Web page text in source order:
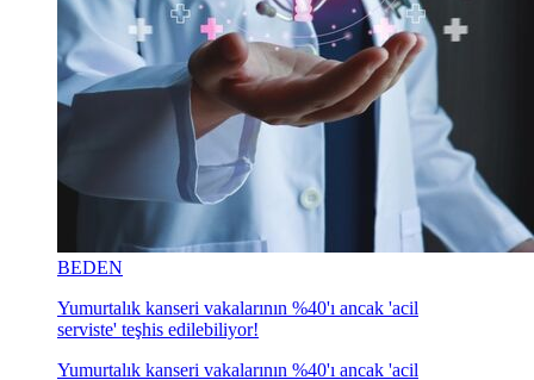
BEDEN
Yumurtalık kanseri vakalarının %40'ı ancak 'acil
serviste' teşhis edilebiliyor!
Yumurtalık kanseri vakalarının %40'ı ancak 'acil